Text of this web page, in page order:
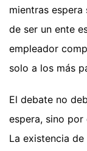
mientras
de ser un ente
empleador
solo a los más
El debate no
espera, sino por
La existencia